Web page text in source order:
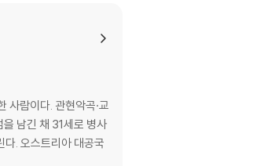
람이다. 관현악곡·교
남긴 채 31세로 병사
국